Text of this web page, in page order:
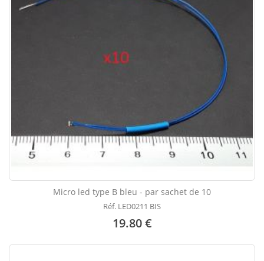
Micro led type B bleu - par sachet de 10
Réf. LED0211 BIS
19.80 €